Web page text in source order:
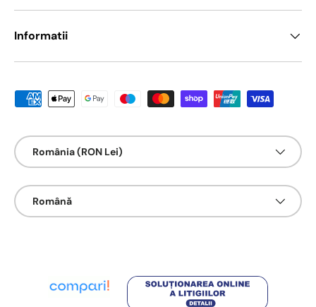
Informatii
Metode de platā acceptate
Țarǎ/Regiune
România (RON Lei)
Limbā
Română